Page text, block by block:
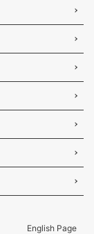
English Page